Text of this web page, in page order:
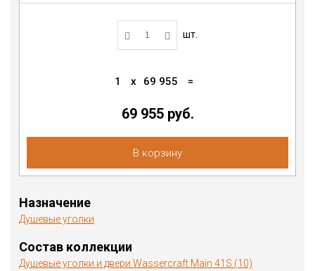
шт.
1 x 69 955 =
69 955 руб.
В корзину
Назначение
Душевые уголки
Состав коллекции
Душевые уголки и двери Wassercraft Main 41S (10)